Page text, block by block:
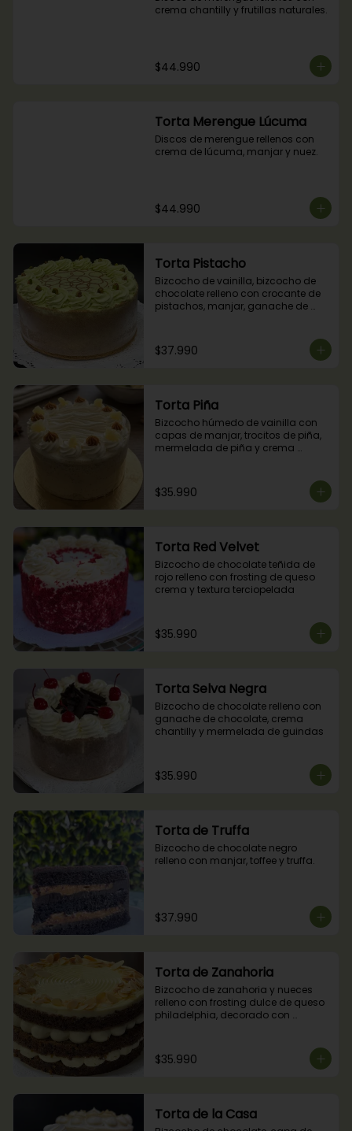
crema chantilly y frutillas naturales.
$44.990
Torta Merengue Lúcuma
Discos de merengue rellenos con
crema de lúcuma, manjar y nuez.
$44.990
Torta Pistacho
Bizcocho de vainilla, bizcocho de
chocolate relleno con crocante de
pistachos, manjar, ganache de
$37.990
Torta Piña
Bizcocho húmedo de vainilla con
capas de manjar, trocitos de piña,
mermelada de piña y crema
$35.990
Torta Red Velvet
Bizcocho de chocolate teñida de
rojo relleno con frosting de queso
crema y textura terciopelada
$35.990
Torta Selva Negra
Bizcocho de chocolate relleno con
ganache de chocolate, crema
chantilly y mermelada de guindas
$35.990
Torta de Truffa
Bizcocho de chocolate negro
relleno con manjar, toffee y truffa.
$37.990
Torta de Zanahoria
Bizcocho de zanahoria y nueces
relleno con frosting dulce de queso
philadelphia, decorado con
$35.990
Torta de la Casa